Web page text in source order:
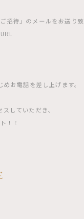
招待」のメールをお送り
お電話を差し上げます。
していただき、
！！